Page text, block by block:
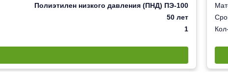
Полиэтилен низкого давления (ПНД) ПЭ-100
50 лет
1